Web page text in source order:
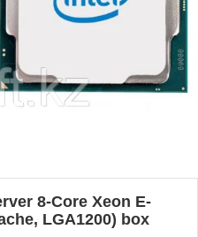
8-Core Xeon E-
LGA1200) box